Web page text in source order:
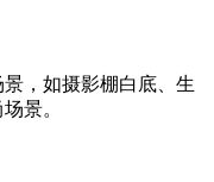
景，如摄影棚白底、生
景。